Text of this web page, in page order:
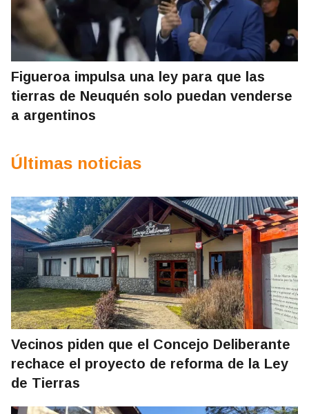
Figueroa impulsa una ley para que las
tierras de Neuquén solo puedan venderse
a argentinos
Últimas noticias
Vecinos piden que el Concejo Deliberante
rechace el proyecto de reforma de la Ley
de Tierras